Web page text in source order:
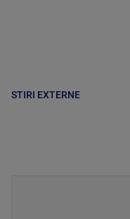
STIRI EXTERNE